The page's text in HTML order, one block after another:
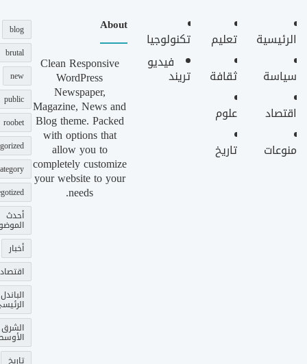
الرئيسية
سياسة
اقتصاد
منوعات
تعليم
ثقافة
علوم
تاريخ
تكنولوجيا
فيديو
تريند
About
Clean Responsive
WordPress
Newspaper,
Magazine, News and
Blog theme. Packed
with options that
allow you to
completely customize
your website to your
needs.
blog
brutal
new
public
roobet
أحدث
أخبار
اقتصاد
الباندل
الشرق
تاريخ